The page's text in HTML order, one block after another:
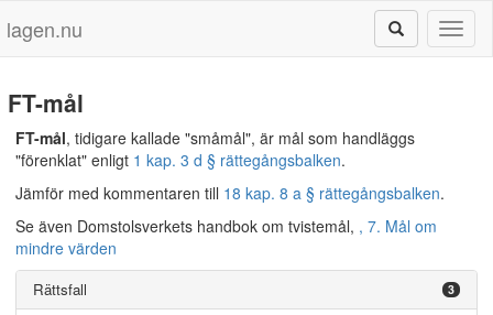
lagen.nu
FT-mål
FT-mål, tidigare kallade "småmål", är mål som handläggs
"förenklat" enligt 1 kap. 3 d § rättegångsbalken.
Jämför med kommentaren till 18 kap. 8 a § rättegångsbalken.
Se även Domstolsverkets handbok om tvistemål, , 7. Mål om
mindre värden
Rättsfall 3